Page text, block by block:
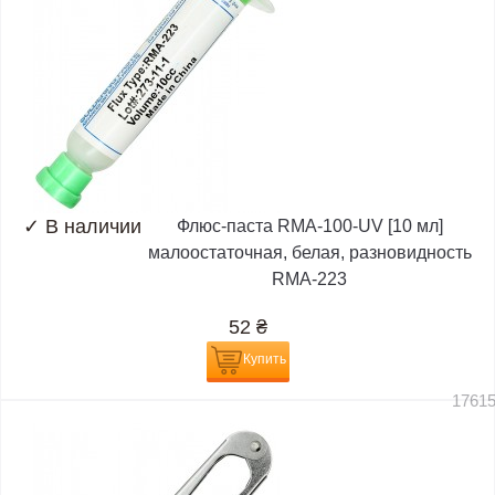
✓ В наличии
Флюс-паста RMA-100-UV [10 мл]
малоостаточная, белая, разновидность
RMA-223
52 ₴
Купить